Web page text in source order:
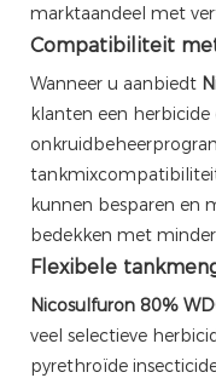
marktaandeel met
Compatibiliteit
Wanneer u aanbiedt
klanten een
kunnen besparen en
bedekken met
Flexibele
Nicosulfuron 80%
veel selectieve
pyrethroïde